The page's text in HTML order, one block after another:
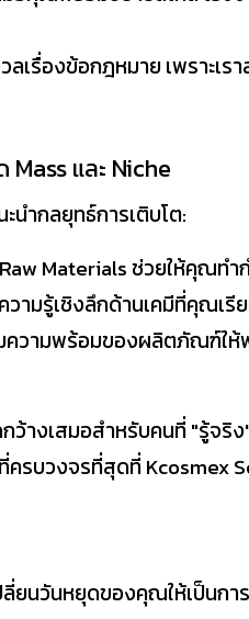
ลเรื่องข้อกฎหมาย เพราะเ
และ Niche
นำกลยุทธ์การเติบโต:
Materials ช่วยให้คุณทำ
ามรู้เชิงลึกด้านเคมีที่คุณเรี
ความพร้อมของผลิตภัณฑ์ใ
ว้างเสมอสำหรับคนที่ "รู้จ
รบวงจรที่สุดที่ Kcosmex
ลี่ยนวันหยุดของคุณให้เป็นกา